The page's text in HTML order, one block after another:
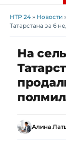
НТР 24 » Новости
Татарстана за 6
На
Алина